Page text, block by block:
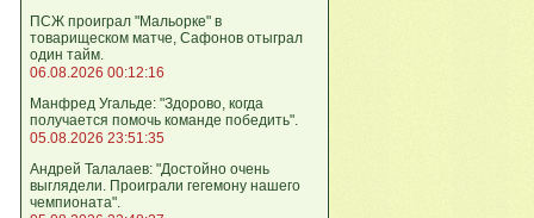
ПСЖ проиграл "Мальорке" в
товарищеском матче, Сафонов отыграл
один тайм.
06.08.2026 00:12:16
Манфред Угальде: "Здорово, когда
получается помочь команде победить".
05.08.2026 23:51:35
Андрей Талалаев: "Достойно очень
выглядели. Проиграли гегемону нашего
чемпионата".